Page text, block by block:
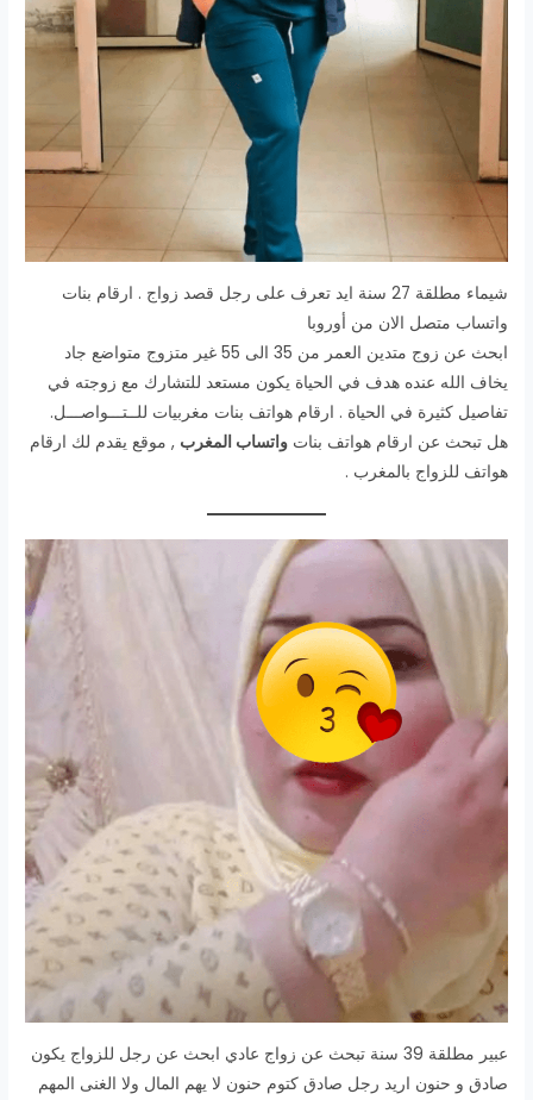
شيماء مطلقة 27 سنة ايد تعرف على رجل قصد زواج . ارقام بنات
واتساب متصل الان من أوروبا
ابحث عن زوج متدين العمر من 35 الى 55 غير متزوج متواضع جاد
يخاف الله عنده هدف في الحياة يكون مستعد للتشارك مع زوجته في
تفاصيل كثيرة في الحياة . ارقام هواتف بنات مغربيات للــتـــواصـــل.
هل تبحث عن ارقام هواتف بناتواتساب المغرب , موقع يقدم لك ارقام
هواتف للزواج بالمغرب .
عبير مطلقة 39 سنة تبحث عن زواج عادي ابحث عن رجل للزواج يكون
صادق و حنون اريد رجل صادق كتوم حنون لا يهم المال ولا الغنى المهم